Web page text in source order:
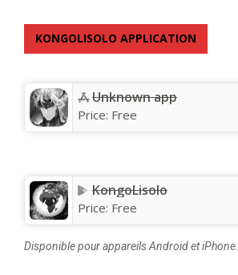
KONGOLISOLO APPLICATION
Unknown app
Price: Free
KongoLisolo
Price: Free
Disponible pour appareils Android et iPhone.